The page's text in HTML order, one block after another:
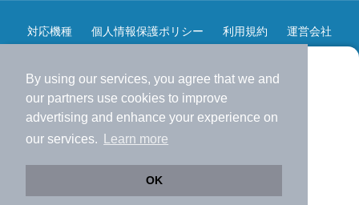
By using our services, you agree that we and
our partners use cookies to improve
advertising and enhance your experience on
our services.
Learn more
OK
より使いやすくなった
アプリで物件探ししませんか？
サクサク動く地図で物件検索
対応機種 個人情報保護ポリシー 利用規約 運営会社
©NIFTY Lifestyle Co., Ltd.